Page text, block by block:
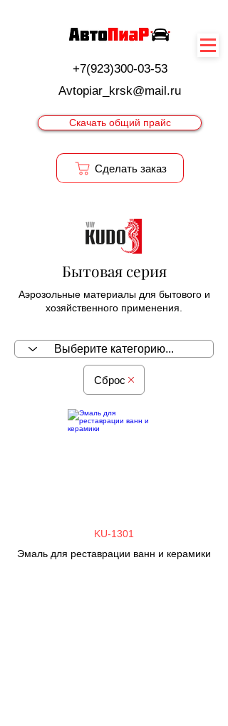
+7(923)300-03-53
Avtopiar_krsk@mail.ru
Скачать общий прайс
Cделать заказ
Бытовая серия
Аэрозольные материалы для бытового и
хозяйственного применения.
Сброс
KU-1301
Эмаль для реставрации ванн и керамики